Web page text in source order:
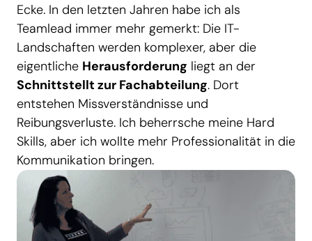
Ecke. In den letzten Jahren habe ich als
Teamlead immer mehr gemerkt: Die IT-
Landschaften werden komplexer, aber die
eigentliche Herausforderung liegt an der
Schnittstellt zur Fachabteilung. Dort
entstehen Missverständnisse und
Reibungsverluste. Ich beherrsche meine Hard
Skills, aber ich wollte mehr Professionalität in die
Kommunikation bringen.